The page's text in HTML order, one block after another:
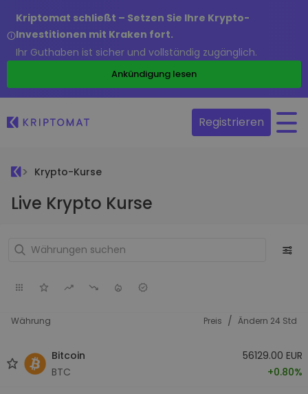
Kriptomat schließt – Setzen Sie Ihre Krypto-
Investitionen mit Kraken fort.
Ihr Guthaben ist sicher und vollständig zugänglich.
Ankündigung lesen
Registrieren
Krypto-Kurse
Live Krypto Kurse
Währung Preis / Ändern 24 Std
Bitcoin
BTC
56129.00 EUR
+0.80%